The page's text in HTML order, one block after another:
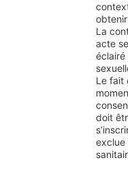
La
acte
éclairé
Le fait
doit
exclue